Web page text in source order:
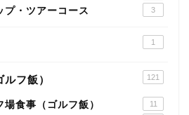
プ・ツアーコース 3
1
フ飯） 121
食事（ゴルフ飯） 11